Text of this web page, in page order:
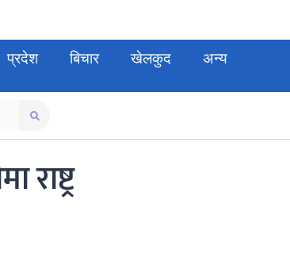
प्रदेश बिचार खेलकुद अन्य
राष्ट्र